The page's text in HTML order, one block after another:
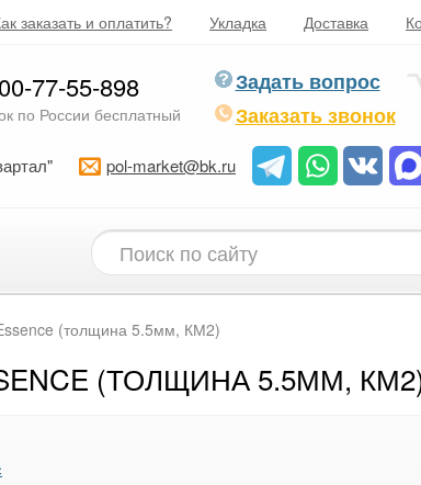
заказать и оплатить? Укладка Доставка
77-55-898
по России бесплатный
Задать вопрос
Заказать звонок
pol-market@bk.ru
(толщина 5.5мм, КМ2)
(ТОЛЩИНА 5.5ММ,